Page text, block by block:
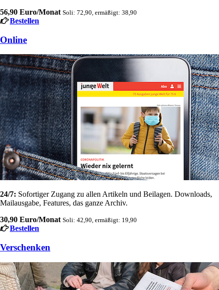
56,90 Euro/Monat Soli: 72,90, ermäßigt: 38,90
Bestellen
Online
24/7: Sofortiger Zugang zu allen Artikeln und Beilagen. Downloads,
Mailausgabe, Features, das ganze Archiv.
30,90 Euro/Monat Soli: 42,90, ermäßigt: 19,90
Bestellen
Verschenken